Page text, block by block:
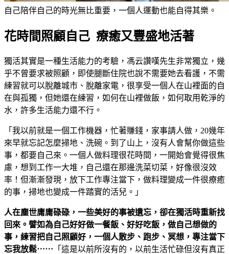
自己陪伴自己的時光無比重要，一個人運動也能自得其樂。
花時間照顧自己 療癒又豐盛地活著
獨活其實是一種生活能力的考驗，馮云讚嘆先生非常獨立，幾
乎不曾要求被照顧，即使腿斷住院也說不需要她去看護，不需
練習就可以脫離城市、脫離家電，很享受一個人在山裡面的自
在與孤獨，但她還在練習，如何在山裡做飯，如何取用乾淨的
水，許多生活能力還不行。
「我以前就是一個工作機器，忙著賺錢，家事請人做，20幾年
來早就忘記怎麼掃地、洗碗。到了山上，沒有人會幫你做這些
事，都要自己來。一個人做料理很花時間，一開始會覺得很焦
慮，想到工作一大堆，自己還在那邊洗菜切菜，好像很沒效
率！但漸漸發現，放下工作專注當下，做料理變成一件很療癒
的事，掃地也變成一件踏實的活兒。」
人在塵世庸庸碌碌，一些美好的事被遺忘，卻在獨活時重新找
回來。譬如為自己好好做一餐飯、好好吃飯，做自己想做的
事，練習把自己照顧好，一個人散步、跑步、冥想，專注當下
忘我放鬆⋯⋯ 「這是以前所沒有的，以前生活忙碌但沒有真正